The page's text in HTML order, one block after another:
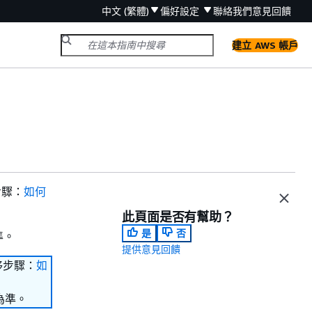
中文 (繁體) 偏好設定 聯絡我們意見回饋
建立 AWS 帳戶
： 如何
驟： 如
。
此頁面是否有幫助？
是
否
提供意見回饋